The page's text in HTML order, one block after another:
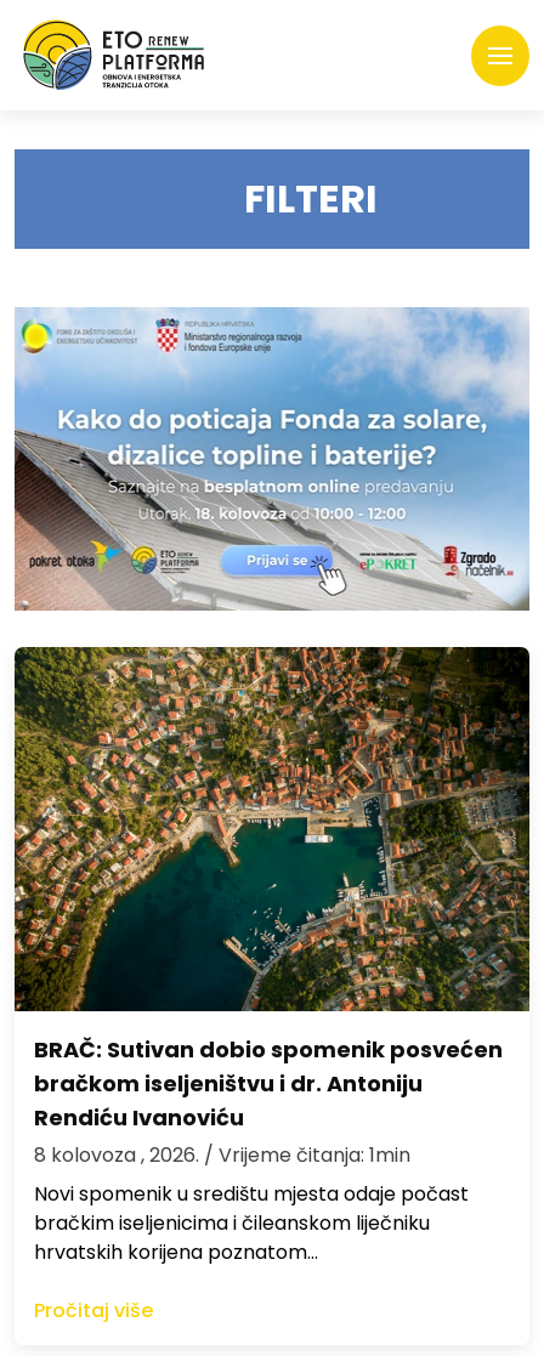
FILTERI
BRAČ: Sutivan dobio spomenik posvećen
bračkom iseljeništvu i dr. Antoniju
Rendiću Ivanoviću
8 kolovoza , 2026. / Vrijeme čitanja: 1min
Novi spomenik u središtu mjesta odaje počast
bračkim iseljenicima i čileanskom liječniku
hrvatskih korijena poznatom…
Pročitaj više